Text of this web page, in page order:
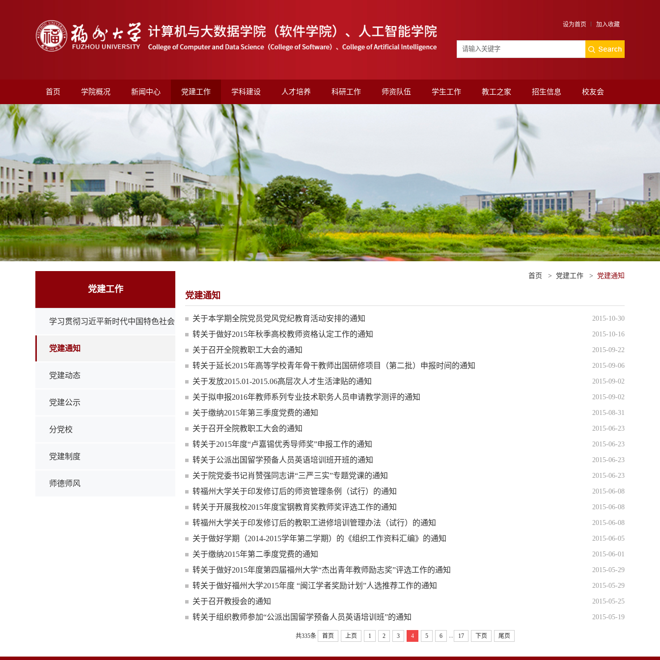
设为首页 加入收藏
首页 学院概况 新闻中心 党建工作 学科建设 人才培养 科研工作 师资队伍 学生工作 教工之家 招生信息 校友会
党建工作
学习贯彻习近平新时代中国特色社会
主义思想
党建通知
党建动态
党建公示
分党校
党建制度
师德师风
首页 > 党建工作 > 党建通知
党建通知
关于本学期全院党员党风党纪教育活动安排的通知 2015-10-30
转关于做好2015年秋季高校教师资格认定工作的通知 2015-10-16
关于召开全院教职工大会的通知 2015-09-22
转关于延长2015年高等学校青年骨干教师出国研修项目（第二批）申报时间的通知 2015-09-06
关于发放2015.01-2015.06高层次人才生活津贴的通知 2015-09-02
关于拟申报2016年教师系列专业技术职务人员申请教学测评的通知 2015-09-02
关于缴纳2015年第三季度党费的通知 2015-08-31
关于召开全院教职工大会的通知 2015-06-23
转关于2015年度“卢嘉锡优秀导师奖”申报工作的通知 2015-06-23
转关于公派出国留学预备人员英语培训班开班的通知 2015-06-23
关于院党委书记肖赞强同志讲“三严三实”专题党课的通知 2015-06-23
转福州大学关于印发修订后的师资管理条例（试行）的通知 2015-06-08
转关于开展我校2015年度宝钢教育奖教师奖评选工作的通知 2015-06-08
转福州大学关于印发修订后的教职工进修培训管理办法（试行）的通知 2015-06-08
关于做好学期（2014-2015学年第二学期）的《组织工作资料汇编》的通知 2015-06-05
关于缴纳2015年第二季度党费的通知 2015-06-01
转关于做好2015年度第四届福州大学“杰出青年教师励志奖”评选工作的通知 2015-05-29
转关于做好福州大学2015年度 “闽江学者奖励计划”人选推荐工作的通知 2015-05-29
关于召开教授会的通知 2015-05-25
转关于组织教师参加“公派出国留学预备人员英语培训班”的通知 2015-05-19
共335条 首页 上页 1 2 3 4 5 6 17 下页 尾页